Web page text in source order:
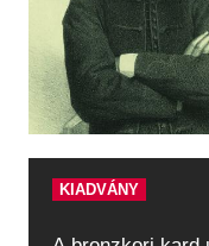
KIADVÁNY